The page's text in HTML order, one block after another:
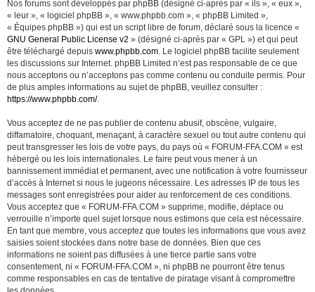
Nos forums sont développés par phpBB (désigné ci-après par « ils », « eux »,
« leur », « logiciel phpBB », « www.phpbb.com », « phpBB Limited »,
« Équipes phpBB ») qui est un script libre de forum, déclaré sous la licence «
GNU General Public License v2 » (désigné ci-après par « GPL ») et qui peut
être téléchargé depuis www.phpbb.com . Le logiciel phpBB facilite seulement
les discussions sur Internet. phpBB Limited n’est pas responsable de ce que
nous acceptons ou n’acceptons pas comme contenu ou conduite permis. Pour
de plus amples informations au sujet de phpBB, veuillez consulter :
https://www.phpbb.com/.
Vous acceptez de ne pas publier de contenu abusif, obscène, vulgaire,
diffamatoire, choquant, menaçant, à caractère sexuel ou tout autre contenu qui
peut transgresser les lois de votre pays, du pays où « FORUM-FFA.COM » est
hébergé ou les lois internationales. Le faire peut vous mener à un
bannissement immédiat et permanent, avec une notification à votre fournisseur
d’accès à Internet si nous le jugeons nécessaire. Les adresses IP de tous les
messages sont enregistrées pour aider au renforcement de ces conditions.
Vous acceptez que « FORUM-FFA.COM » supprime, modifie, déplace ou
verrouille n’importe quel sujet lorsque nous estimons que cela est nécessaire.
En tant que membre, vous acceptez que toutes les informations que vous avez
saisies soient stockées dans notre base de données. Bien que ces
informations ne soient pas diffusées à une tierce partie sans votre
consentement, ni « FORUM-FFA.COM », ni phpBB ne pourront être tenus
comme responsables en cas de tentative de piratage visant à compromettre